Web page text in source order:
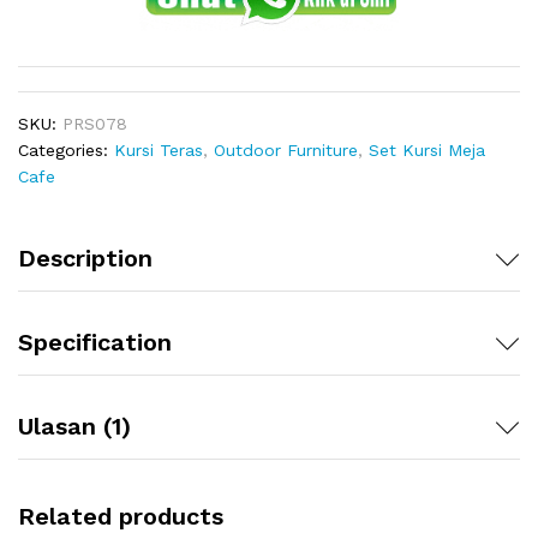
SKU: PRS078
Categories: Kursi Teras, Outdoor Furniture, Set Kursi Meja
Cafe
Description
Specification
Ulasan (1)
Related products